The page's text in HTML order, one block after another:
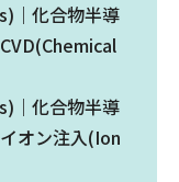
｜化合物半導
｜化合物半導
オン注入(Ion